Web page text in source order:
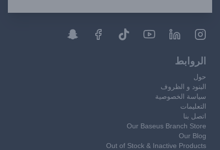
الروابط
حول
البنود و الظروف
سياسة الخصوصية
التعليمات
اتصل بنا
Our Baseus Branch Store
Our Blog
Out of Stock & Inactive Products